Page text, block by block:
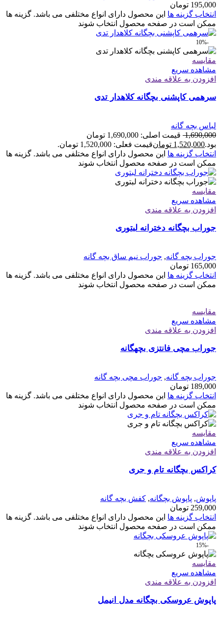
195,000 تومان
انتخاب گزینه ها این محصول دارای انواع مختلفی می باشد. گزینه ها
ممکن است در صفحه محصول انتخاب شوند
-10%
مقایسه
مشاهده سریع
افزودن به علاقه مندی
سرهمی کاپشنی بچگانه کلاهدار تدی
لباس بچه گانه
1,690,000
قیمت اصلی: 1,690,000 تومان
بود.1,520,000 تومانقیمت فعلی: 1,520,000 تومان.
انتخاب گزینه ها این محصول دارای انواع مختلفی می باشد. گزینه ها
ممکن است در صفحه محصول انتخاب شوند
مقایسه
مشاهده سریع
افزودن به علاقه مندی
جوراب بچگانه دخترانه لبتوری
جوراب بچه گانه, جوراب نیم ساق بچه گانه
165,000 تومان
انتخاب گزینه ها این محصول دارای انواع مختلفی می باشد. گزینه ها
ممکن است در صفحه محصول انتخاب شوند
مقایسه
مشاهده سریع
افزودن به علاقه مندی
جوراب مچی فانتزی بچهگانه
جوراب بچه گانه, جوراب مچی بچه گانه
189,000 تومان
انتخاب گزینه ها این محصول دارای انواع مختلفی می باشد. گزینه ها
ممکن است در صفحه محصول انتخاب شوند
مقایسه
مشاهده سریع
افزودن به علاقه مندی
کراکس بچگانه تام و جری
پاپوش, پاپوش بچگانه, کفش بچه گانه
259,000 تومان
انتخاب گزینه ها این محصول دارای انواع مختلفی می باشد. گزینه ها
ممکن است در صفحه محصول انتخاب شوند
-15%
مقایسه
مشاهده سریع
افزودن به علاقه مندی
پاپوش عروسکی بچگانه مدل انیمل